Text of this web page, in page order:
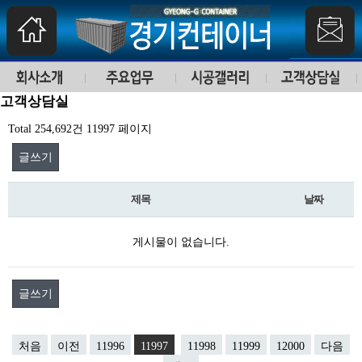
고객상담실
Total 254,692건 11997 페이지
글쓰기
제목 날짜
게시물이 없습니다.
글쓰기
처음 이전 11996 11997 11998 11999 12000
다음